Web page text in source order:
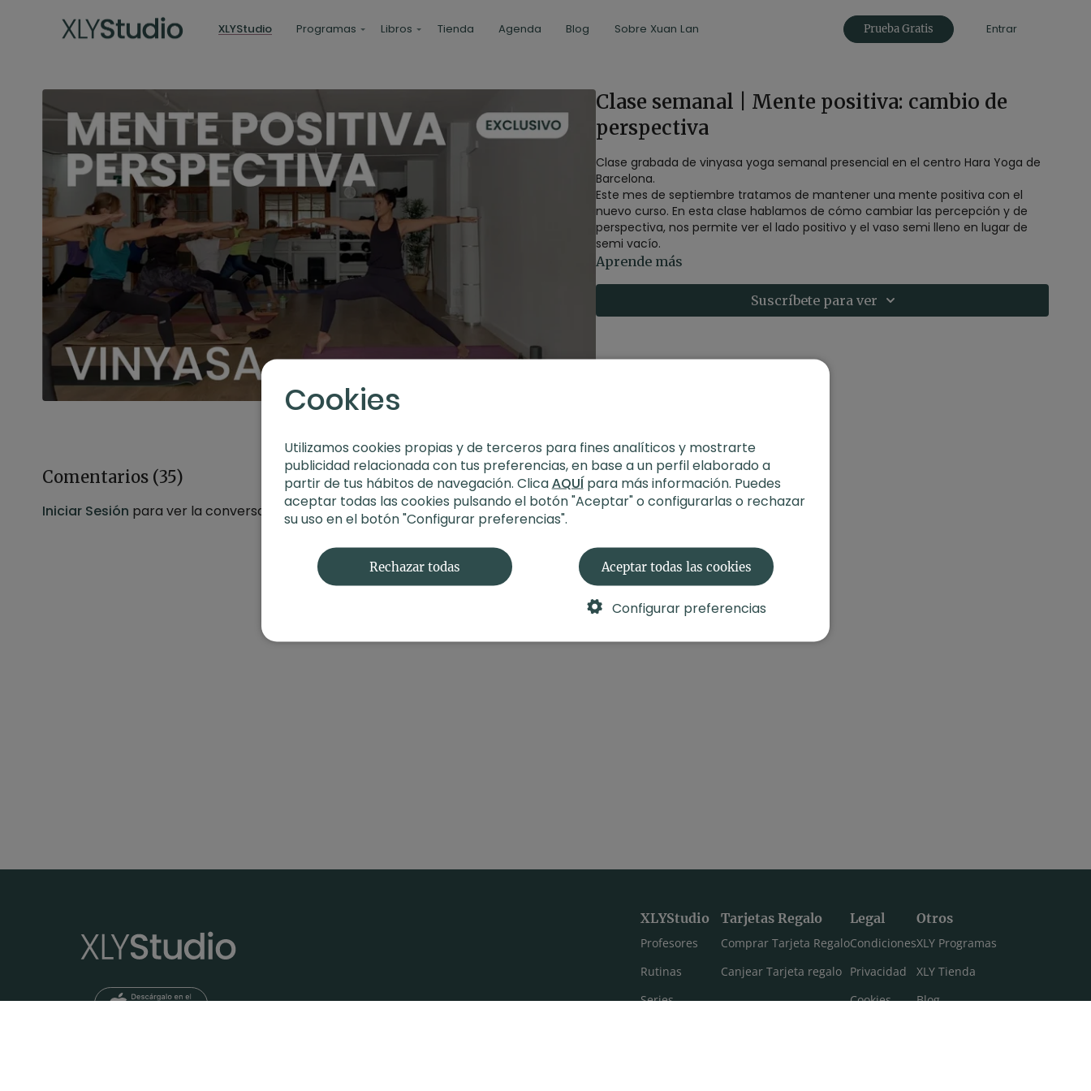
XLYStudio Programas Libros Tienda Agenda Blog Sobre Xuan Lan Prueba Gratis Entrar
Clase semanal | Mente positiva: cambio de
perspectiva
Clase grabada de vinyasa yoga semanal presencial en el centro Hara Yoga de
Barcelona.
Este mes de septiembre tratamos de mantener una mente positiva con el
nuevo curso. En esta clase hablamos de cómo cambiar las percepción y de
perspectiva, nos permite ver el lado positivo y el vaso semi lleno en lugar de
semi vacío.
Aprende más
Suscríbete para ver
Comentarios (35)
Iniciar Sesión para ver la conversación
XLYStudio
Profesores
Rutinas
Series
Tarjetas Regalo
Comprar Tarjeta Regalo
Canjear Tarjeta regalo
Legal
Condiciones
Privacidad
Cookies
Otros
XLY Programas
XLY Tienda
Blog
Cookies
Utilizamos cookies propias y de terceros para fines analíticos y mostrarte
publicidad relacionada con tus preferencias, en base a un perfil elaborado a
partir de tus hábitos de navegación. ClicaAQUÍpara más información. Puedes
aceptar todas las cookies pulsando el botón "Aceptar" o configurarlas o rechazar
su uso en el botón "Configurar preferencias".
Rechazar todas Aceptar todas las cookies
Configurar preferencias